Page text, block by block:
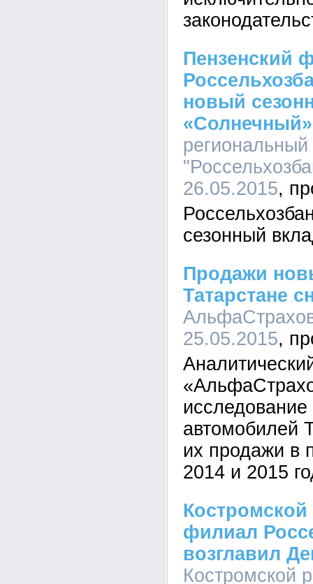
Пензенский
новый
«Солнечный»
26.05.2015
сезонный
Продажи
Татарстане
25.05.2015
автомобилей
их продажи в
2014 и 2015
филиал
возглавил
Костромской